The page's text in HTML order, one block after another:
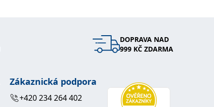
DOPRAVA NAD
999 KČ ZDARMA
Zákaznická podpora
+420 234 264 402